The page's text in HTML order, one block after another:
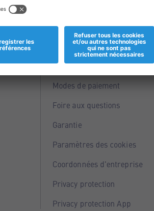
Informations
Magasins
Modes de paiement
Foire aux questions
Garantie
Paramètres des cookies
Coordonnées d'entreprise
Privacy protection
Privacy protection App